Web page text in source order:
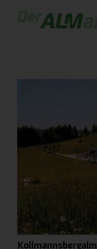
Kollmannsbergalm